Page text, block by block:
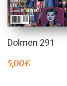
Dolmen 291
5,00€